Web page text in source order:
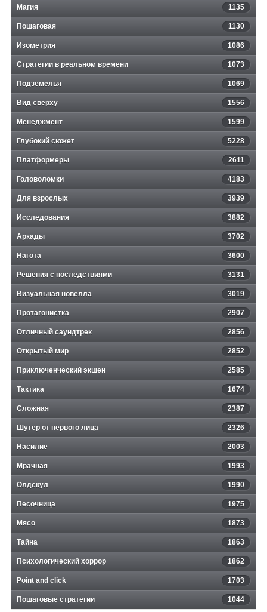
Магия 1135
Пошаговая 1130
Изометрия 1086
Стратегии в реальном времени 1073
Подземелья 1069
Вид сверху 1556
Менеджмент 1599
Глубокий сюжет 5228
Платформеры 2611
Головоломки 4183
Для взрослых 3939
Исследования 3882
Аркады 3702
Нагота 3600
Решения с последствиями 3131
Визуальная новелла 3019
Протагонистка 2907
Отличный саундтрек 2856
Открытый мир 2852
Приключенческий экшен 2585
Тактика 1674
Сложная 2387
Шутер от первого лица 2326
Насилие 2003
Мрачная 1993
Олдскул 1990
Песочница 1975
Мясо 1873
Тайна 1863
Психологический хоррор 1862
Point and click 1703
Пошаговые стратегии 1044